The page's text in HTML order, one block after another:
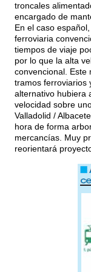
troncales
encargado de
En el caso
ferroviaria
tiempos de viaje
por lo que la alta
convencional. Este
tramos ferroviarios
alternativo hubiera
velocidad sobre
Valladolid /
hora de forma
mercancías. Muy
reorientará